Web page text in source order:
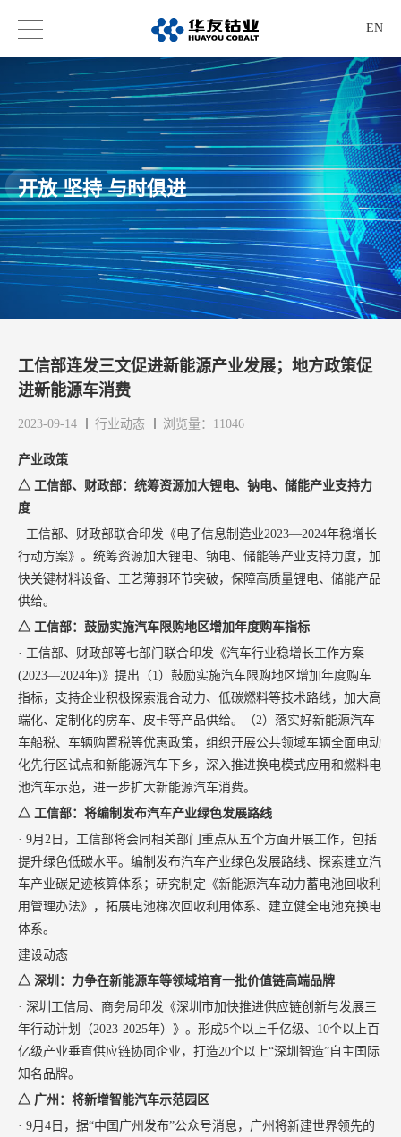
EN
开放 坚持 与时俱进
工信部连发三文促进新能源产业发展；地方政策促
进新能源车消费
2023-09-14 行业动态 浏览量：11046
产业政策
△ 工信部、财政部：统筹资源加大锂电、钠电、储能产业支持力
度
· 工信部、财政部联合印发《电子信息制造业2023—2024年稳增长
行动方案》。统筹资源加大锂电、钠电、储能等产业支持力度，加
快关键材料设备、工艺薄弱环节突破，保障高质量锂电、储能产品
供给。
△ 工信部：鼓励实施汽车限购地区增加年度购车指标
· 工信部、财政部等七部门联合印发《汽车行业稳增长工作方案
(2023—2024年)》提出（1）鼓励实施汽车限购地区增加年度购车
指标，支持企业积极探索混合动力、低碳燃料等技术路线，加大高
端化、定制化的房车、皮卡等产品供给。（2）落实好新能源汽车
车船税、车辆购置税等优惠政策，组织开展公共领域车辆全面电动
化先行区试点和新能源汽车下乡，深入推进换电模式应用和燃料电
池汽车示范，进一步扩大新能源汽车消费。
△ 工信部：将编制发布汽车产业绿色发展路线
· 9月2日，工信部将会同相关部门重点从五个方面开展工作，包括
提升绿色低碳水平。编制发布汽车产业绿色发展路线、探索建立汽
车产业碳足迹核算体系；研究制定《新能源汽车动力蓄电池回收利
用管理办法》，拓展电池梯次回收利用体系、建立健全电池充换电
体系。
建设动态
△ 深圳：力争在新能源车等领域培育一批价值链高端品牌
· 深圳工信局、商务局印发《深圳市加快推进供应链创新与发展三
年行动计划（2023-2025年）》。形成5个以上千亿级、10个以上百
亿级产业垂直供应链协同企业，打造20个以上“深圳智造”自主国际
知名品牌。
△ 广州：将新增智能汽车示范园区
· 9月4日，据“中国广州发布”公众号消息，广州将新建世界领先的